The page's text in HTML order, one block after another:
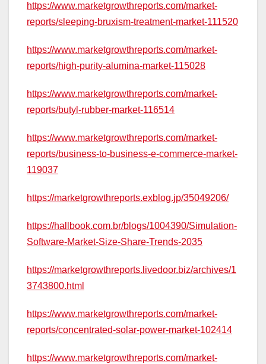
https://www.marketgrowthreports.com/market-
reports/sleeping-bruxism-treatment-market-111520
https://www.marketgrowthreports.com/market-
reports/high-purity-alumina-market-115028
https://www.marketgrowthreports.com/market-
reports/butyl-rubber-market-116514
https://www.marketgrowthreports.com/market-
reports/business-to-business-e-commerce-market-
119037
https://marketgrowthreports.exblog.jp/35049206/
https://hallbook.com.br/blogs/1004390/Simulation-
Software-Market-Size-Share-Trends-2035
https://marketgrowthreports.livedoor.biz/archives/1
3743800.html
https://www.marketgrowthreports.com/market-
reports/concentrated-solar-power-market-102414
https://www.marketgrowthreports.com/market-